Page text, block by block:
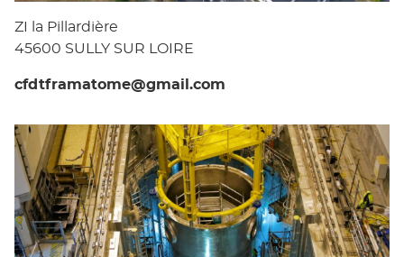
ZI la Pillardière
45600 SULLY SUR LOIRE
cfdtframatome@gmail.com